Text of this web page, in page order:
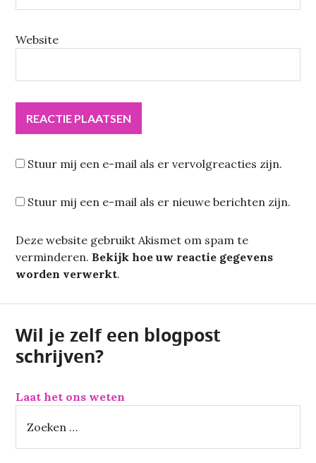
Website
Stuur mij een e-mail als er vervolgreacties zijn.
Stuur mij een e-mail als er nieuwe berichten zijn.
Deze website gebruikt Akismet om spam te
verminderen. Bekijk hoe uw reactie gegevens
worden verwerkt.
Wil je zelf een blogpost
schrijven?
Laat het ons weten
e